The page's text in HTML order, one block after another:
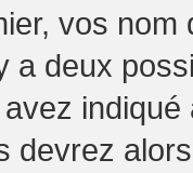
vos nom
a deux
devrez